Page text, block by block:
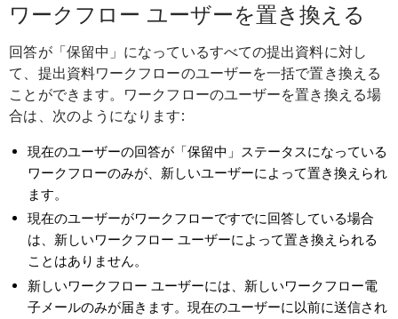
ワークフロー ユーザーを置き換える
回答が「保留中」になっているすべての提出資料に対し
て、提出資料ワークフローのユーザーを一括で置き換える
ことができます。ワークフローのユーザーを置き換える場
合は、次のようになります:
現在のユーザーの回答が「保留中」ステータスになっている
ワークフローのみが、新しいユーザーによって置き換えられ
ます。
現在のユーザーがワークフローですでに回答している場合
は、新しいワークフロー ユーザーによって置き換えられる
ことはありません。
新しいワークフロー ユーザーには、新しいワークフロー電
子メールのみが届きます。現在のユーザーに以前に送信され